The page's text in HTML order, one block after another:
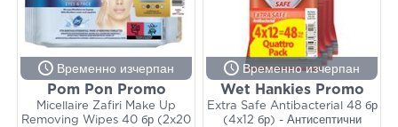
Временно изчерпан
Pom Pon Promo
Micellaire Zafiri Make Up
Removing Wipes 40 бр (2x20
Временно изчерпан
Wet Hankies Promo
Extra Safe Antibacterial 48 бр
(4x12 бр) - Антисептични